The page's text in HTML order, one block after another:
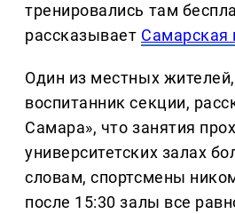
тренировались там
рассказывает Самарская
Один из местных
воспитанник секции,
Самара», что занятия
университетских залах
словам, спортсмены
после 15:30 залы все